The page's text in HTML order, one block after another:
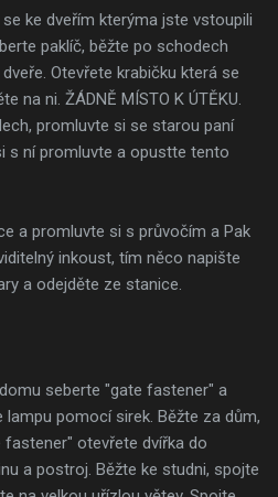
ke dveřím kterýma jste vstoupili
paklíč, běžte po schodech
Otevřete krabičku která se
na ni. ŽÁDNĚ MÍSTO K ÚTĚKU.
promluvte si se starou paní
s ní promluvte a opustte tento
a promluvte si s průvočím a Pak
inkoust, tím něco napište
a odejděte ze stanice.
seberte "gate fastener" a
pomocí sirek. Běžte za dům,
otevřete dvířka do
a postroj. Běžte ke studni, spojte